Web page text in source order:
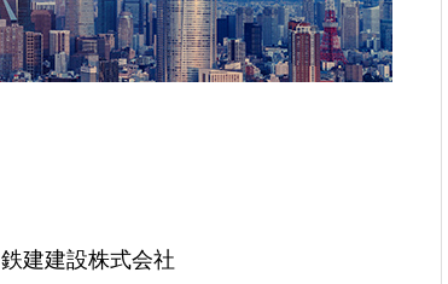
鉄建建設株式会社